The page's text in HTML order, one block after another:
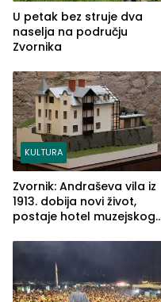
U petak bez struje dva
naselja na području
Zvornika
KULTURA
Zvornik: Andraševa vila iz
1913. dobija novi život,
postaje hotel muzejskog